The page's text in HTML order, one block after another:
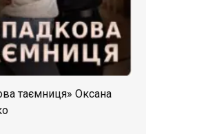
таємниця» Оксана